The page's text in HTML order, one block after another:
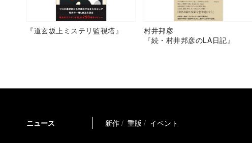
『道玄坂上ミステリ監視塔』
村井邦彦
『続・村井邦彦のLA日記』
ニュース 新作 重版 イベント